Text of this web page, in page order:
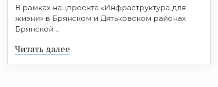
В рамках нацпроекта «Инфраструктура для
жизни» в Брянском и Дятьковском районах
Брянской ...
Читать далее